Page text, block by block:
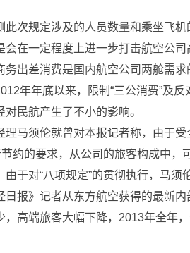
规定涉及的人员数量和乘坐飞机
会在一定程度上进一步打击航空公
务出差消费是国内航空公司两舱需求
年底以来，限制“三公消费”及反
民航产生了不小的影响。
须伦就曾对本报记者称，由于受
节约的要求，从公司的旅客构成中
由于对“八项规定”的贯彻执行，马须
》记者从东方航空获得的最新内
，高端旅客大幅下降，2013年全年